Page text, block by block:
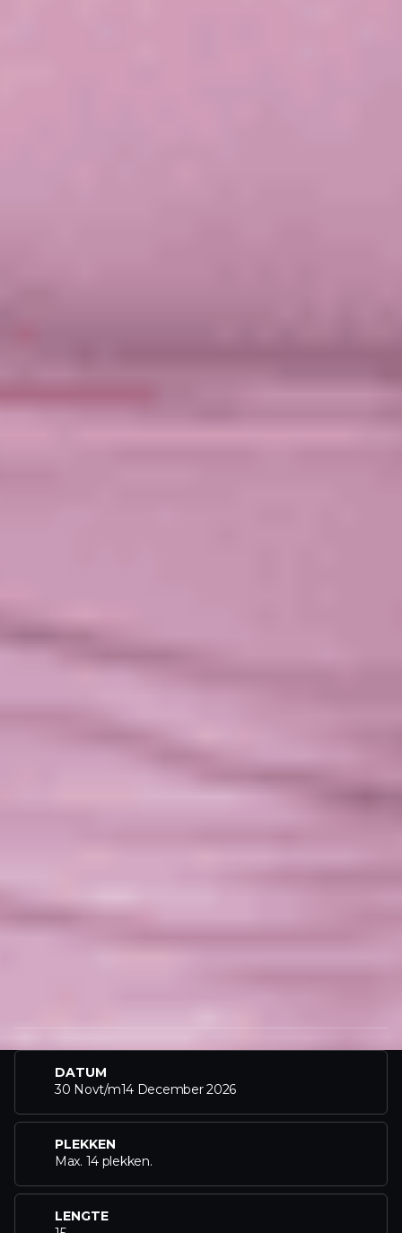
DATUM
30 Novt/m14 December 2026
PLEKKEN
Max. 14 plekken.
LENGTE